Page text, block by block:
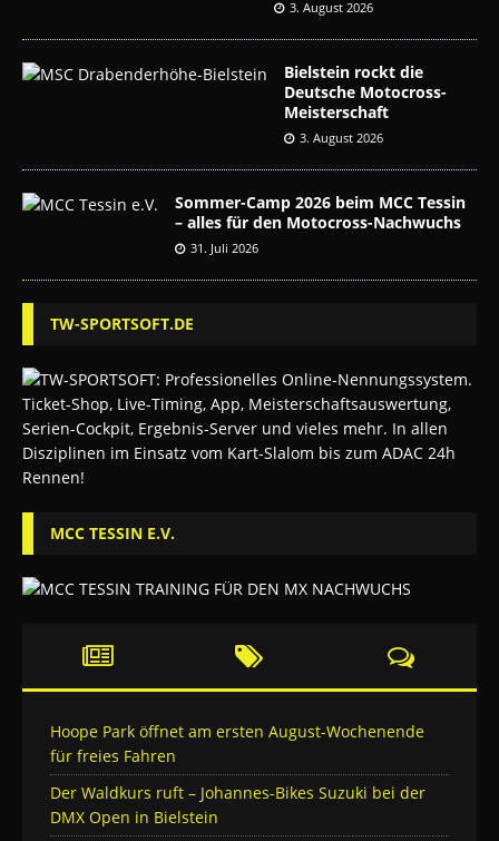
3. August 2026
Bielstein rockt die
Deutsche Motocross-
Meisterschaft
3. August 2026
Sommer-Camp 2026 beim MCC Tessin
– alles für den Motocross-Nachwuchs
31. Juli 2026
TW-SPORTSOFT.DE
MCC TESSIN E.V.
Hoope Park öffnet am ersten August-Wochenende
für freies Fahren
Der Waldkurs ruft – Johannes-Bikes Suzuki bei der
DMX Open in Bielstein